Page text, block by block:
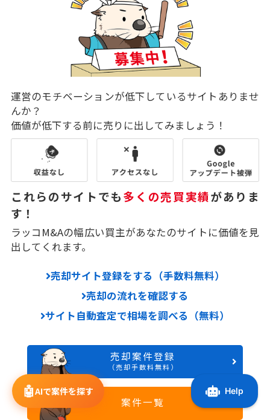
運営のモチベーションが低下しているサイトありませ
んか？
価値が低下する前に売りに出してみましょう！
これらのサイトでも多くの売買実績がありま
す！
ラッコM&Aの幅広い買主があなたのサイトに価値を見
出してくれます。
売却サイト登録をする（手数料無料）
売却の流れを確認する
サイト自動査定で相場を調べる（無料）
売却案件登録
（売却手数料無料）
案件一覧
🤖AIで案件を探す